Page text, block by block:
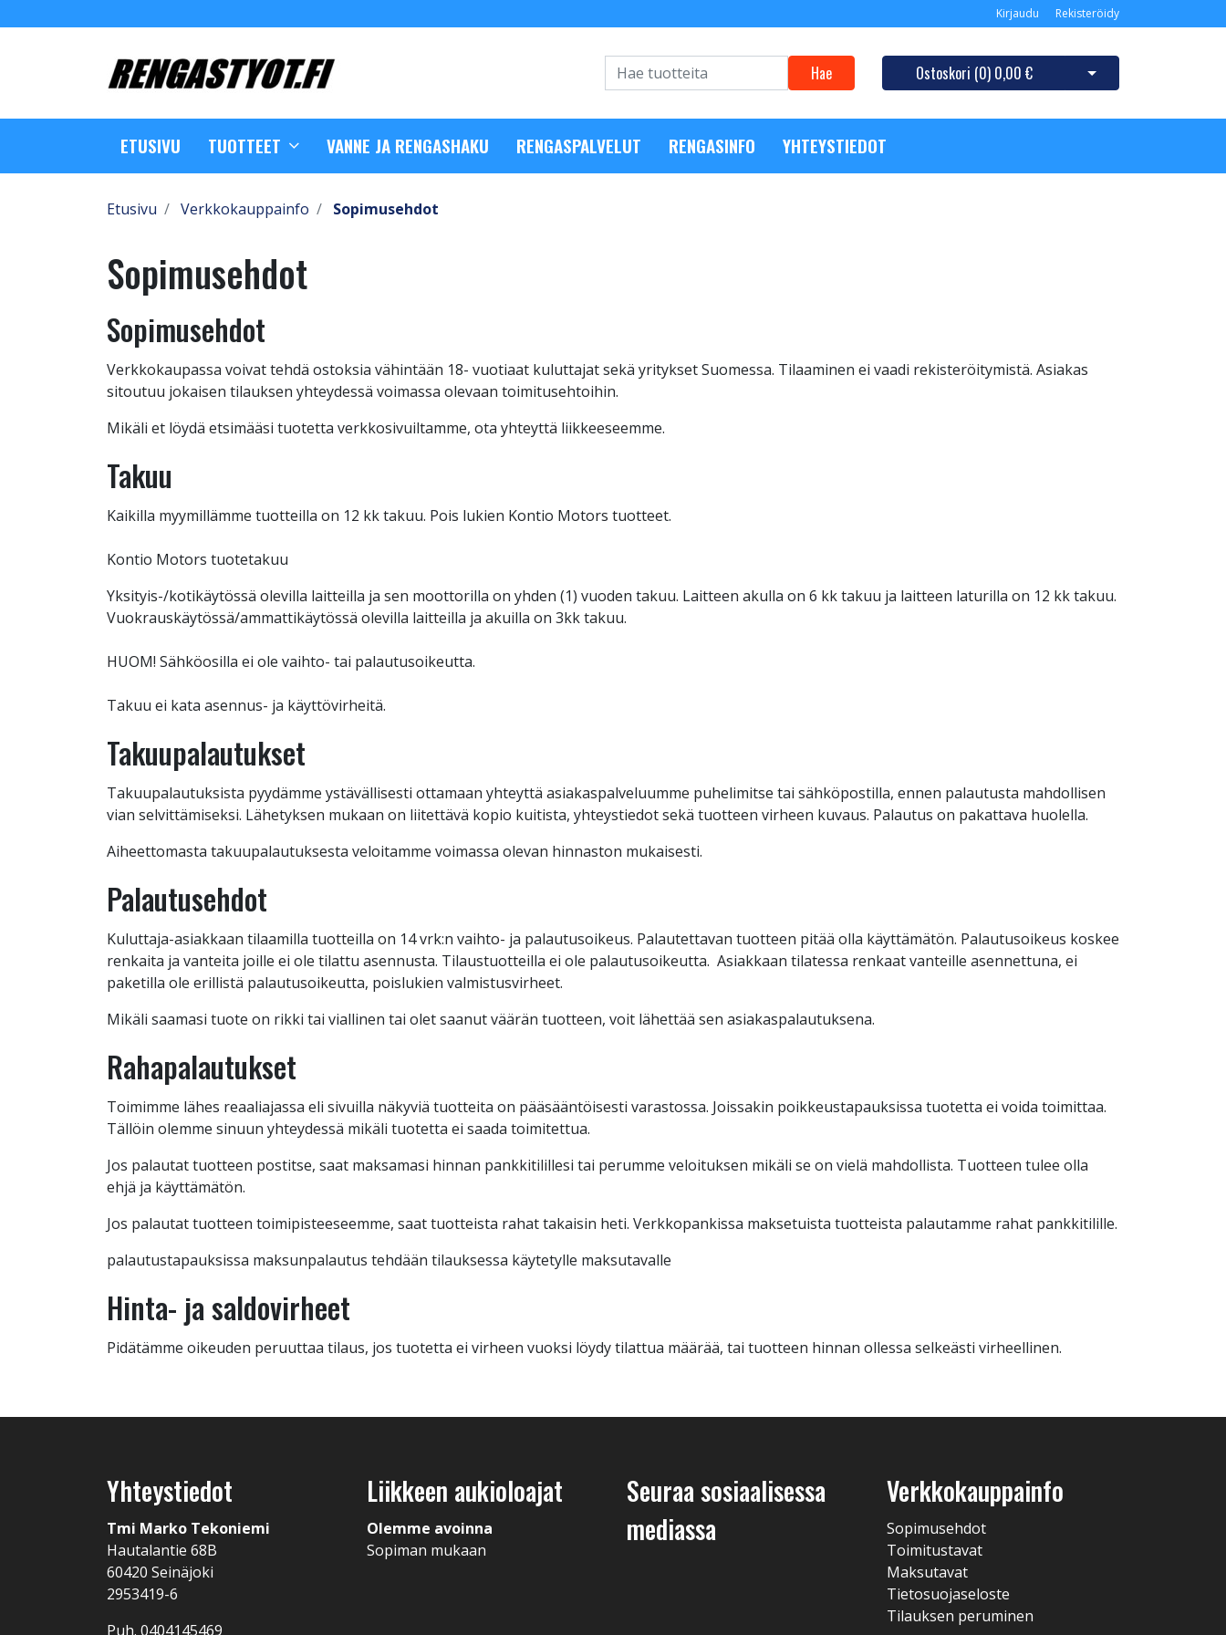
Kirjaudu Rekisteröidy
Hae Ostoskori (0) 0,00 € Avaa ostoskori
ETUSIVU TUOTTEET VANNE JA RENGASHAKU RENGASPALVELUT RENGASINFO YHTEYSTIEDOT
Etusivu Verkkokauppainfo Sopimusehdot
Sopimusehdot
Sopimusehdot
Verkkokaupassa voivat tehdä ostoksia vähintään 18- vuotiaat kuluttajat sekä yritykset Suomessa. Tilaaminen ei vaadi rekisteröitymistä. Asiakas
sitoutuu jokaisen tilauksen yhteydessä voimassa olevaan toimitusehtoihin.
Mikäli et löydä etsimääsi tuotetta verkkosivuiltamme, ota yhteyttä liikkeeseemme.
Takuu
Kaikilla myymillämme tuotteilla on 12 kk takuu. Pois lukien Kontio Motors tuotteet.
Kontio Motors tuotetakuu
Yksityis-/kotikäytössä olevilla laitteilla ja sen moottorilla on yhden (1) vuoden takuu. Laitteen akulla on 6 kk takuu ja laitteen laturilla on 12 kk takuu.
Vuokrauskäytössä/ammattikäytössä olevilla laitteilla ja akuilla on 3kk takuu.
HUOM! Sähköosilla ei ole vaihto- tai palautusoikeutta.
Takuu ei kata asennus- ja käyttövirheitä.
Takuupalautukset
Takuupalautuksista pyydämme ystävällisesti ottamaan yhteyttä asiakaspalveluumme puhelimitse tai sähköpostilla, ennen palautusta mahdollisen
vian selvittämiseksi. Lähetyksen mukaan on liitettävä kopio kuitista, yhteystiedot sekä tuotteen virheen kuvaus. Palautus on pakattava huolella.
Aiheettomasta takuupalautuksesta veloitamme voimassa olevan hinnaston mukaisesti.
Palautusehdot
Kuluttaja-asiakkaan tilaamilla tuotteilla on 14 vrk:n vaihto- ja palautusoikeus. Palautettavan tuotteen pitää olla käyttämätön. Palautusoikeus koskee
renkaita ja vanteita joille ei ole tilattu asennusta. Tilaustuotteilla ei ole palautusoikeutta. Asiakkaan tilatessa renkaat vanteille asennettuna, ei
paketilla ole erillistä palautusoikeutta, poislukien valmistusvirheet.
Mikäli saamasi tuote on rikki tai viallinen tai olet saanut väärän tuotteen, voit lähettää sen asiakaspalautuksena.
Rahapalautukset
Toimimme lähes reaaliajassa eli sivuilla näkyviä tuotteita on pääsääntöisesti varastossa. Joissakin poikkeustapauksissa tuotetta ei voida toimittaa.
Tällöin olemme sinuun yhteydessä mikäli tuotetta ei saada toimitettua.
Jos palautat tuotteen postitse, saat maksamasi hinnan pankkitilillesi tai perumme veloituksen mikäli se on vielä mahdollista. Tuotteen tulee olla
ehjä ja käyttämätön.
Jos palautat tuotteen toimipisteeseemme, saat tuotteista rahat takaisin heti. Verkkopankissa maksetuista tuotteista palautamme rahat pankkitilille.
palautustapauksissa maksunpalautus tehdään tilauksessa käytetylle maksutavalle
Hinta- ja saldovirheet
Pidätämme oikeuden peruuttaa tilaus, jos tuotetta ei virheen vuoksi löydy tilattua määrää, tai tuotteen hinnan ollessa selkeästi virheellinen.
Yhteystiedot
Tmi Marko Tekoniemi
Hautalantie 68B
60420 Seinäjoki
2953419-6
Puh. 0404145469
Liikkeen aukioloajat
Olemme avoinna
Sopiman mukaan
Seuraa sosiaalisessa
mediassa
Verkkokauppainfo
Sopimusehdot
Toimitustavat
Maksutavat
Tietosuojaseloste
Tilauksen peruminen